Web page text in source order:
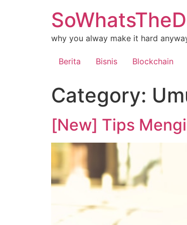
why you alway make it hard
Berita Bisnis Blockchain
Category:
[New] Tips